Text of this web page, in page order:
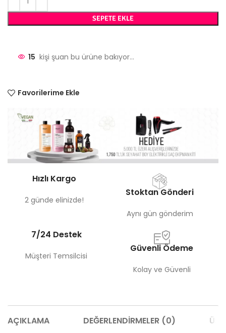
SEPETE EKLE
15 kişi şuan bu ürüne bakıyor...
Favorilerime Ekle
Hızlı Kargo
2 günde elinizde!
Stoktan Gönderi
Aynı gün gönderim
7/24 Destek
Müşteri Temsilcisi
Güvenli Ödeme
Kolay ve Güvenli
AÇIKLAMA DEĞERLENDIRMELER (0)